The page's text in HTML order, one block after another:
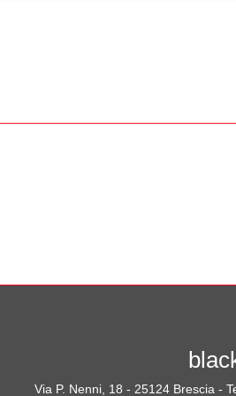
Via P. Nenni, 18 - 25124 Brescia -